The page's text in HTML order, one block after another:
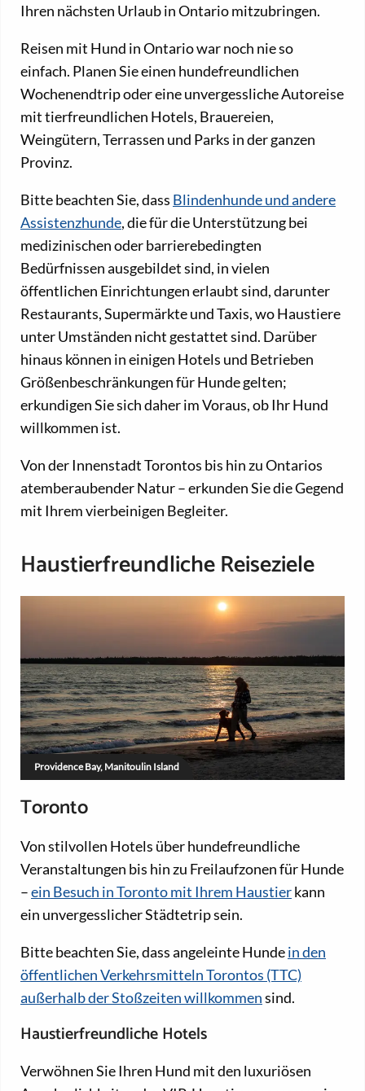
Ihren nächsten Urlaub in Ontario mitzubringen.
Reisen mit Hund in Ontario war noch nie so
einfach. Planen Sie einen hundefreundlichen
Wochenendtrip oder eine unvergessliche Autoreise
mit tierfreundlichen Hotels, Brauereien,
Weingütern, Terrassen und Parks in der ganzen
Provinz.
Bitte beachten Sie, dass Blindenhunde und andere
Assistenzhunde, die für die Unterstützung bei
medizinischen oder barrierebedingten
Bedürfnissen ausgebildet sind, in vielen
öffentlichen Einrichtungen erlaubt sind, darunter
Restaurants, Supermärkte und Taxis, wo Haustiere
unter Umständen nicht gestattet sind. Darüber
hinaus können in einigen Hotels und Betrieben
Größenbeschränkungen für Hunde gelten;
erkundigen Sie sich daher im Voraus, ob Ihr Hund
willkommen ist.
Von der Innenstadt Torontos bis hin zu Ontarios
atemberaubender Natur – erkunden Sie die Gegend
mit Ihrem vierbeinigen Begleiter.
Haustierfreundliche Reiseziele
Providence Bay, Manitoulin Island
Toronto
Von stilvollen Hotels über hundefreundliche
Veranstaltungen bis hin zu Freilaufzonen für Hunde
–ein Besuch in Toronto mit Ihrem Haustierkann
ein unvergesslicher Städtetrip sein.
Bitte beachten Sie, dass angeleinte Hundein den
öffentlichen Verkehrsmitteln Torontos (TTC)
außerhalb der Stoßzeiten willkommensind.
Haustierfreundliche Hotels
Verwöhnen Sie Ihren Hund mit den luxuriösen